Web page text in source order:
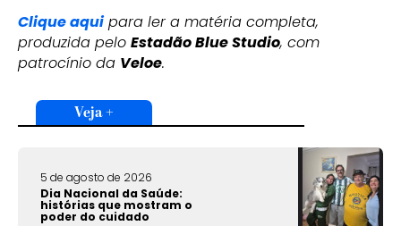
Clique aquipara ler a matéria completa,
produzida pelo Estadão Blue Studio, com
patrocínio da Veloe.
Veja +
5 de agosto de 2026
Dia Nacional da Saúde:
histórias que mostram o
poder do cuidado